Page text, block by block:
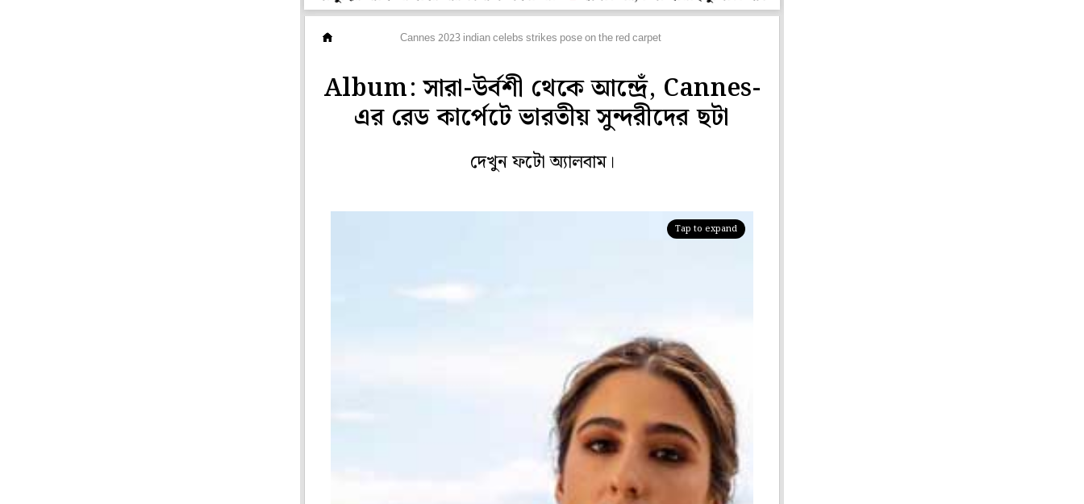
Cannes 2023 indian celebs strikes pose on the red carpet
Album: সারা-উর্বশী থেকে আন্দ্রেঁ, Cannes-
এর রেড কার্পেটে ভারতীয় সুন্দরীদের ছটা
দেখুন ফটো অ্যালবাম।
Tap to expand